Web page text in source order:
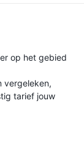
op het gebied
vergeleken,
tarief jouw